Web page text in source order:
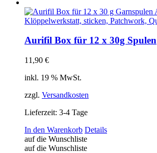
Aurifil Box für 12 x 30g Spulen
11,90 €
inkl. 19 % MwSt.
zzgl. Versandkosten
Lieferzeit: 3-4 Tage
In den Warenkorb Details
auf die Wunschliste
auf die Wunschliste